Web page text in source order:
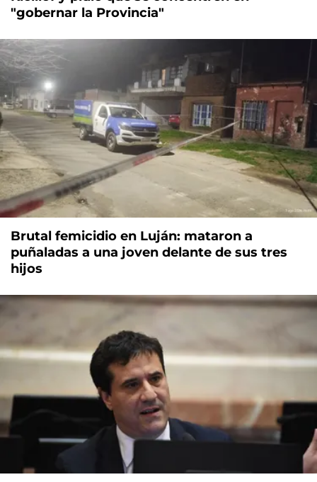
"gobernar la Provincia"
Brutal femicidio en Luján: mataron a
puñaladas a una joven delante de sus tres
hijos